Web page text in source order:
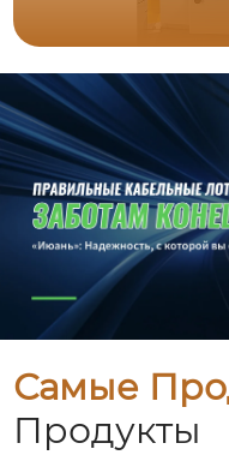
Самые
Продукты